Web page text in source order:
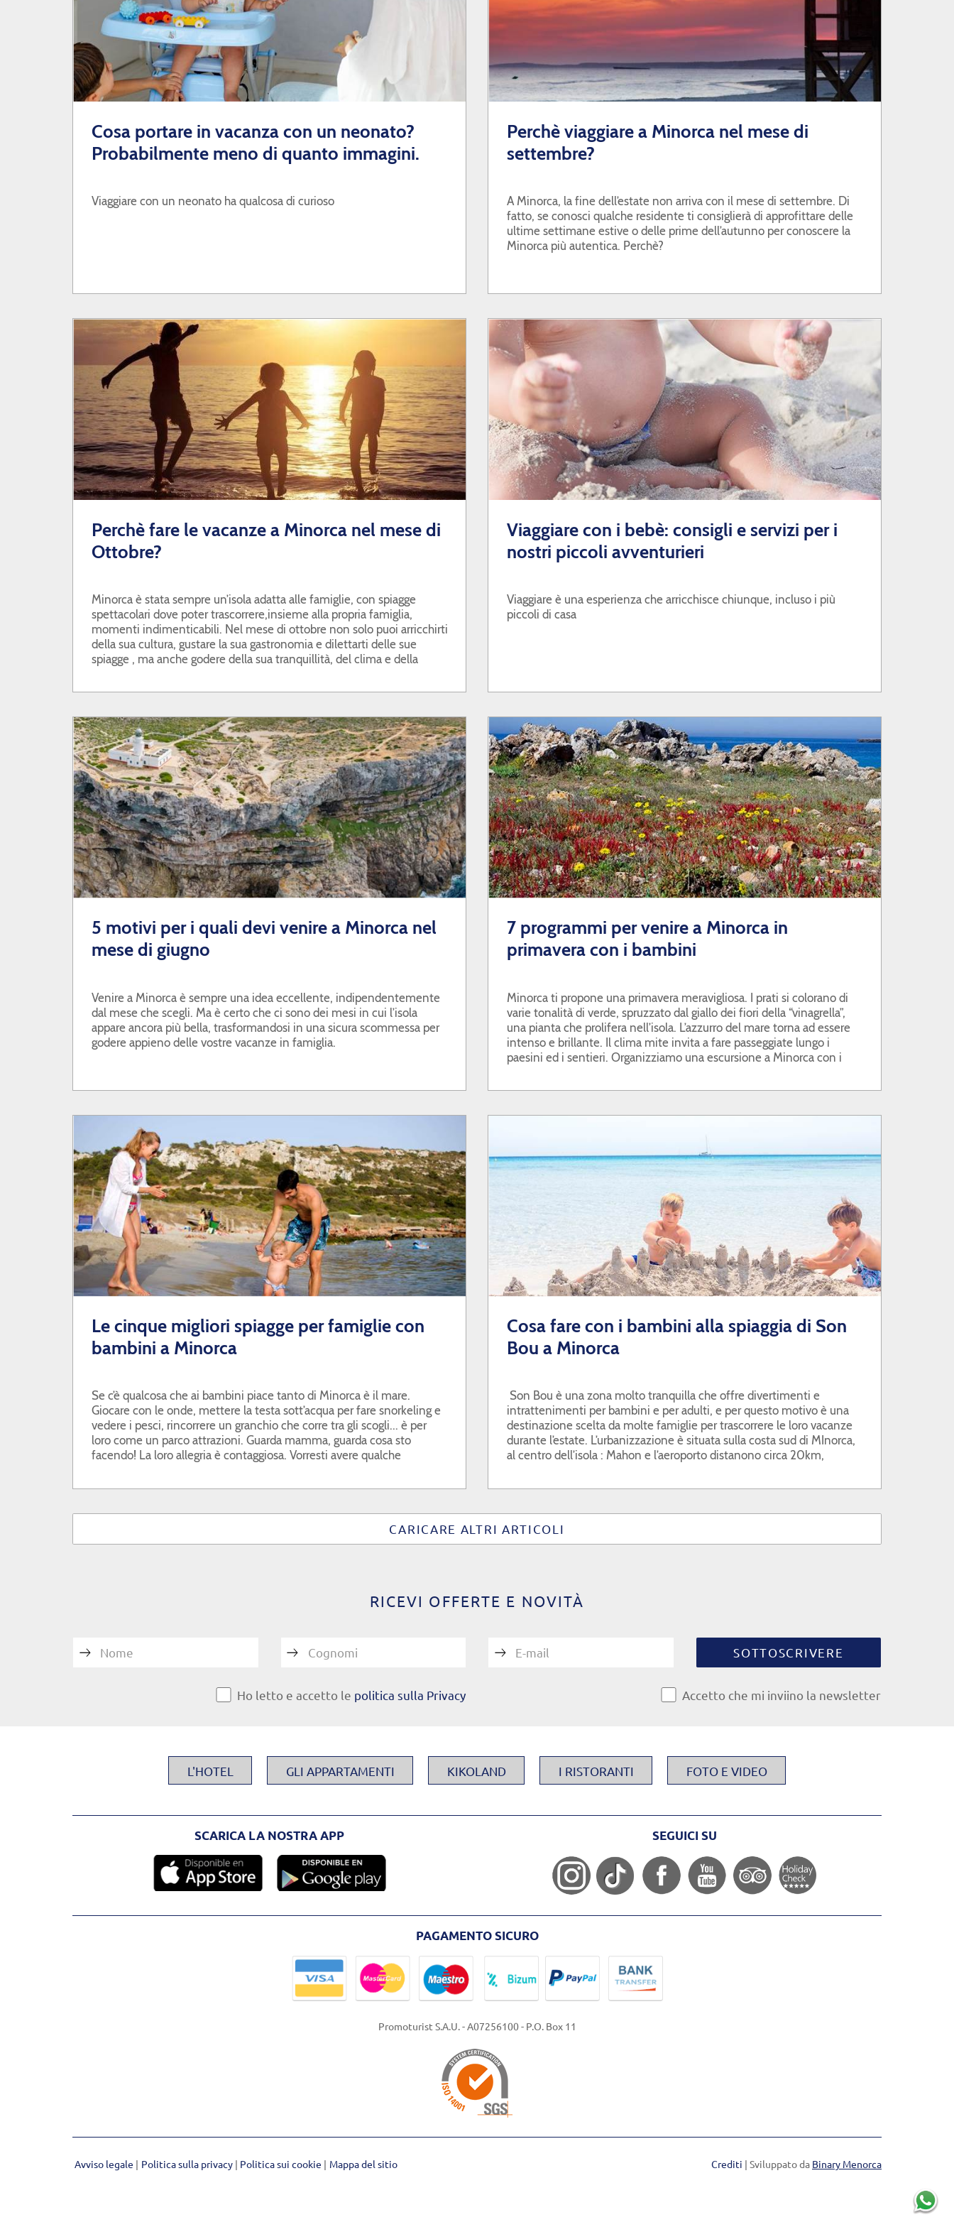
BLOG
RESPONSABILITÀ SOCIALE
SERVIZIO CLIENTI
PROFESSIONISTI
Cosa portare in vacanza con un neonato?
Probabilmente meno di quanto immagini.
Viaggiare con un neonato ha qualcosa di curioso
Perchè viaggiare a Minorca nel mese di
settembre?
A Minorca, la fine dell’estate non arriva con il mese di settembre. Di
fatto, se conosci qualche residente ti consiglierà di approfittare delle
ultime settimane estive o delle prime dell’autunno per conoscere la
Minorca più autentica. Perchè?
Perchè fare le vacanze a Minorca nel mese di
Ottobre?
​Minorca è stata sempre un’isola adatta alle famiglie, con spiagge
spettacolari dove poter trascorrere,insieme alla propria famiglia,
momenti indimenticabili. Nel mese di ottobre non solo puoi arricchirti
della sua cultura, gustare la sua gastronomia e dilettarti delle sue
spiagge , ma anche godere della sua tranquillità, del clima e della
Viaggiare con i bebè: consigli e servizi per i
nostri piccoli avventurieri
Viaggiare è una esperienza che arricchisce chiunque, incluso i più
piccoli di casa
5 motivi per i quali devi venire a Minorca nel
mese di giugno
Venire a Minorca è sempre una idea eccellente, indipendentemente
dal mese che scegli. Ma è certo che ci sono dei mesi in cui l’isola
appare ancora più bella, trasformandosi in una sicura scommessa per
godere appieno delle vostre vacanze in famiglia.
7 programmi per venire a Minorca in
primavera con i bambini
Minorca ti propone una primavera meravigliosa. I prati si colorano di
varie tonalità di verde, spruzzato dal giallo dei fiori della “vinagrella”,
una pianta che prolifera nell’isola. L’azzurro del mare torna ad essere
intenso e brillante. Il clima mite invita a fare passeggiate lungo i
paesini ed i sentieri. Organizziamo una escursione a Minorca con i
Le cinque migliori spiagge per famiglie con
bambini a Minorca
Se c’è qualcosa che ai bambini piace tanto di Minorca è il mare.
Giocare con le onde, mettere la testa sott’acqua per fare snorkeling e
vedere i pesci, rincorrere un granchio che corre tra gli scogli... è per
loro come un parco attrazioni. Guarda mamma, guarda cosa sto
facendo! La loro allegria è contaggiosa. Vorresti avere qualche
Minorca?
Cosa fare con i bambini alla spiaggia di Son
Bou a Minorca
Son Bou è una zona molto tranquilla che offre divertimenti e
intrattenimenti per bambini e per adulti, e per questo motivo è una
destinazione scelta da molte famiglie per trascorrere le loro vacanze
durante l’estate. L’urbanizzazione è situata sulla costa sud di MInorca,
al centro dell’isola : Mahon e l’aeroporto distanono circa 20km,
qualunque punto dell’isola.
CARICARE ALTRI ARTICOLI
RICEVI OFFERTE E NOVITÀ
Nome Cognomi E-mail SOTTOSCRIVERE
Ho letto e accetto le politica sulla Privacy Accetto che mi inviino la newsletter
L'HOTEL GLI APPARTAMENTI KIKOLAND I RISTORANTI FOTO E VIDEO
SCARICA LA NOSTRA APP SEGUICI SU
PAGAMENTO SICURO
Promoturist S.A.U. - A07256100 - P.O. Box 11
Avviso legale Politica sulla privacy Politica sui cookie Mappa del sitio Crediti | Sviluppato da Binary Menorca